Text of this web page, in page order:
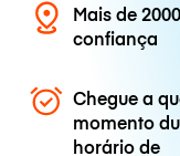
Mais de
confiança
Chegue a
momento
horário de